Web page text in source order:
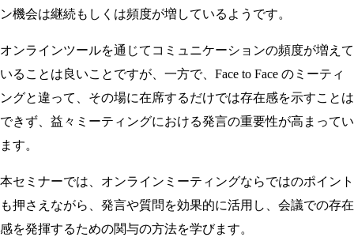
ン機会は継続もしくは頻度が増しているようです。
オンラインツールを通じてコミュニケーションの頻度が増えて
いることは良いことですが、一方で、Face to Face のミーティ
ングと違って、その場に在席するだけでは存在感を示すことは
できず、益々ミーティングにおける発言の重要性が高まってい
ます。
本セミナーでは、オンラインミーティングならではのポイント
も押さえながら、発言や質問を効果的に活用し、会議での存在
感を発揮するための関与の方法を学びます。